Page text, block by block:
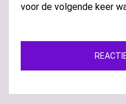
voor de volgende keer